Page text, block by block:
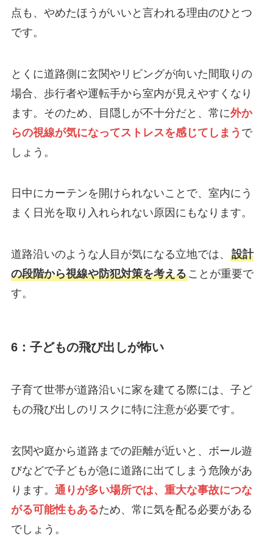
点も、やめたほうがいいと言われる理由のひとつ
です。
とくに道路側に玄関やリビングが向いた間取りの
場合、歩行者や運転手から室内が見えやすくなり
ます。そのため、目隠しが不十分だと、常に外か
らの視線が気になってストレスを感じてしまう で
しょう。
日中にカーテンを開けられないことで、室内にう
まく日光を取り入れられない原因にもなります。
道路沿いのような人目が気になる立地では、 設計
の段階から視線や防犯対策を考えることが重要で
す。
6：子どもの飛び出しが怖い
子育て世帯が道路沿いに家を建てる際には、子ど
もの飛び出しのリスクに特に注意が必要です。
玄関や庭から道路までの距離が近いと、ボール遊
びなどで子どもが急に道路に出てしまう危険があ
ります。 通りが多い場所では、重大な事故につな
がる可能性もあるため、常に気を配る必要がある
でしょう。